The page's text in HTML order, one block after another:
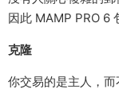
因此 MAMP PRO 6
克隆
你交易的是主人，